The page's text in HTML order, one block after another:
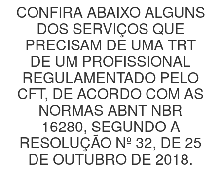
CONFIRA ABAIXO ALGUNS
DOS SERVIÇOS QUE
PRECISAM DE UMA TRT
DE UM PROFISSIONAL
REGULAMENTADO PELO
CFT, DE ACORDO COM AS
NORMAS ABNT NBR
16280, SEGUNDO A
RESOLUÇÃO Nº 32, DE 25
DE OUTUBRO DE 2018.